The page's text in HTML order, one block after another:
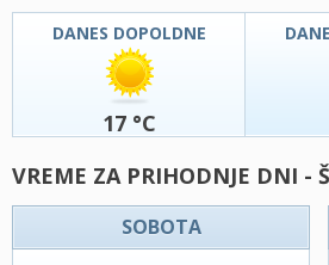
DANES DOPOLDNE
17 °C
VREME ZA PRIHODNJE DNI -
SOBOTA